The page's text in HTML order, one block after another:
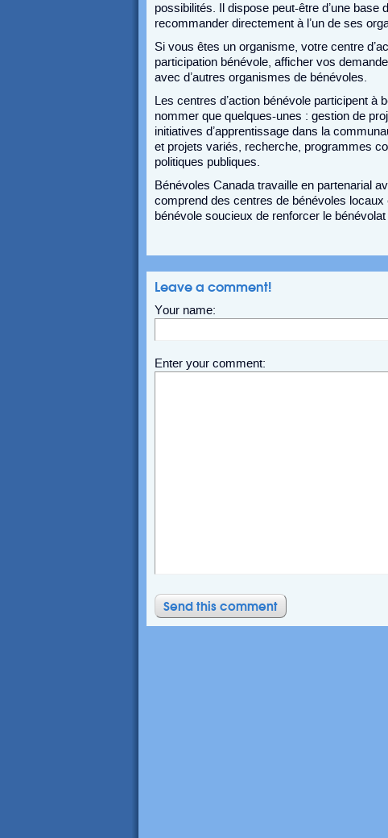
possibilités. Il dispose peut-être d’une base
recommander directement à l’un de ses
Si vous êtes un organisme, votre centre
participation bénévole, afficher vos
avec d’autres organismes de bénévoles.
Les centres d’action bénévole participent à
nommer que quelques-unes : gestion de
initiatives d’apprentissage dans la
et projets variés, recherche, programmes
politiques publiques.
Bénévoles Canada travaille en partenarial
comprend des centres de bénévoles
bénévole soucieux de renforcer le
Leave a comment!
Your name:
Enter your comment: